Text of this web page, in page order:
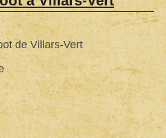
de Villars-Vert